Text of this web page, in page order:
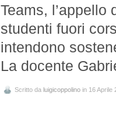
Teams,
studenti fuori
intendono
La docente
Scritto da luigicoppolino in 16 Aprile